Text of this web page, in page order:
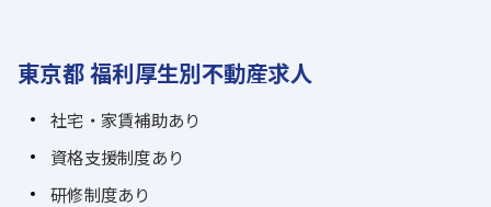
東京都 福利厚生別不動産求人
社宅・家賃補助あり
資格支援制度あり
研修制度あり